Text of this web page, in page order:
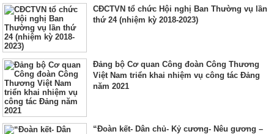
CĐCTVN tổ chức Hội nghị Ban Thường vụ lần
thứ 24 (nhiệm kỳ 2018-2023)
Đảng bộ Cơ quan Công đoàn Công Thương
Việt Nam triển khai nhiệm vụ công tác Đảng
năm 2021
“Đoàn kết- Dân chủ- Kỷ cương- Nêu gương –